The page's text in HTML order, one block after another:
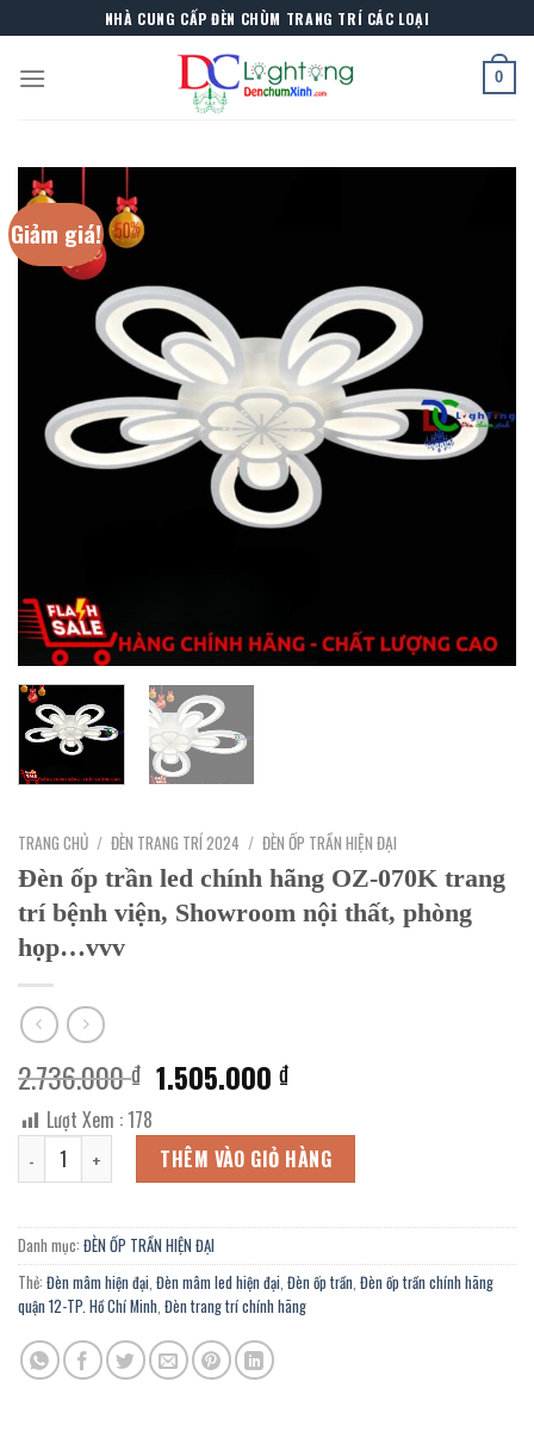
to
content
NHÀ CUNG CẤP ĐÈN CHÙM TRANG TRÍ CÁC LOẠI
0
Giảm giá!
TRANG CHỦ / ĐÈN TRANG TRÍ 2024 / ĐÈN ỐP TRẦN HIỆN ĐẠI
Đèn ốp trần led chính hãng OZ-070K trang
trí bệnh viện, Showroom nội thất, phòng
họp…vvv
2.736.000₫ Giá
gốc
là:
2.736.000 ₫.
1.505.000₫Giá
tại
là:
1.505.000 ₫.
Lượt Xem :178
Đèn ốp trần led chính hãng OZ-070K trang trí bệnh viện,
THÊM VÀO GIỎ HÀNG
Danh mục: ĐÈN ỐP TRẦN HIỆN ĐẠI
Thẻ: Đèn mâm hiện đại, Đèn mâm led hiện đại, Đèn ốp trần, Đèn ốp trần chính hãng
quận 12-TP. Hồ Chí Minh, Đèn trang trí chính hãng